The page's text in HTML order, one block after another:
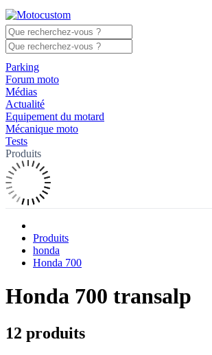
Parking
Forum moto
Médias
Actualité
Equipement du motard
Mécanique moto
Tests
Produits
Produits
honda
Honda 700
Honda 700 transalp
12 produits